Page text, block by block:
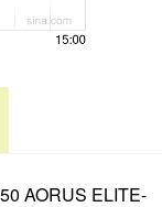
AORUS ELITE-